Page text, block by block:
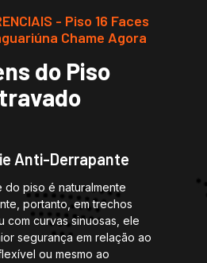
- Piso 16 Faces
Chame Agora
do Piso
Anti-Derrapante
do piso é naturalmente
portanto, em trechos
com curvas sinuosas, ele
segurança em relação ao
ou mesmo ao